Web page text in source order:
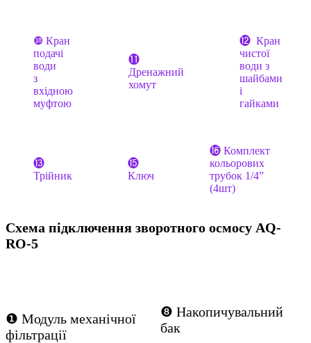
❿ Кран
подачі
води
з
вхідною
муфтою
⓫
Дренажний
хомут
⓬ Кран
чистої
води з
шайбами
і
гайками
⓭
Трійник
⓯
Ключ
⓰ Комплект
кольорових
трубок 1/4”
(4шт)
Схема підключення зворотного осмосу AQ-
RO-5
❶ Модуль механічної
фільтрації
❽ Накопичувальний
бак